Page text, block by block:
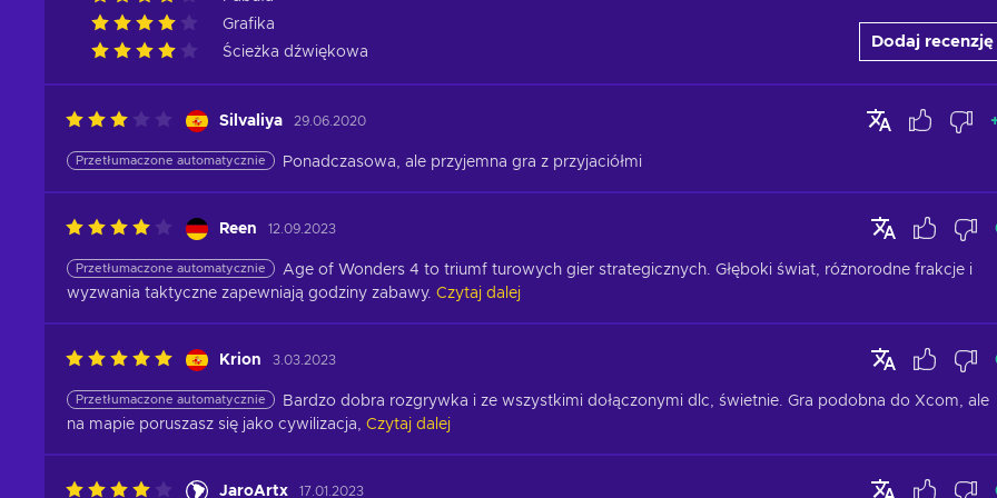
Grafika
Ścieżka dźwiękowa
Dodaj recenzję
Silvaliya 29.06.2020
Przetłumaczone automatycznie Ponadczasowa, ale przyjemna gra z przyjaciółmi
Reen 12.09.2023
Przetłumaczone automatycznie
Age of Wonders 4 to triumf turowych gier strategicznych. Głęboki świat, różnorodne frakcje i
wyzwania taktyczne zapewniają godziny zabawy. Czytaj dalej
Krion 3.03.2023
Przetłumaczone automatycznie
Bardzo dobra rozgrywka i ze wszystkimi dołączonymi dlc, świetnie. Gra podobna do Xcom, ale
na mapie poruszasz się jako cywilizacja, Czytaj dalej
JaroArtx 17.01.2023